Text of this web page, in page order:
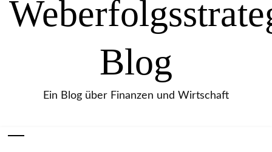
Blog
Ein Blog über Finanzen und Wirtschaft